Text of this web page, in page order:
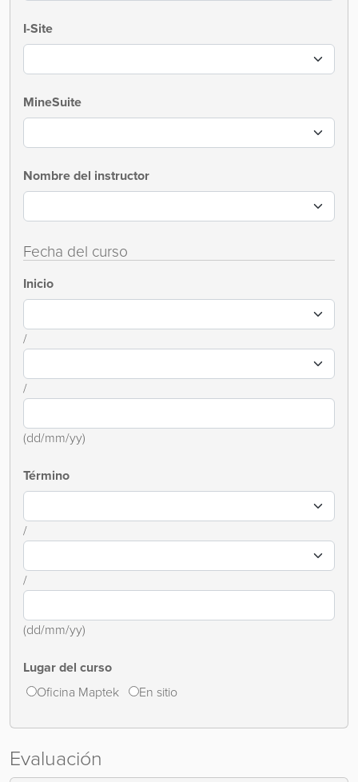
I-Site
MineSuite
Nombre del instructor
Fecha del curso
Inicio
/
/
(dd/mm/yy)
Término
/
/
(dd/mm/yy)
Lugar del curso
Oficina Maptek
En sitio
Evaluación